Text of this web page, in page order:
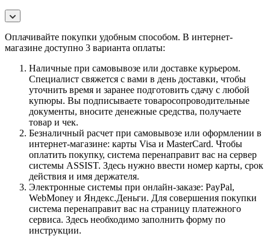
Оплачивайте покупки удобным способом. В интернет-
магазине доступно 3 варианта оплаты:
Наличные при самовывозе или доставке курьером.
Специалист свяжется с вами в день доставки, чтобы
уточнить время и заранее подготовить сдачу с любой
купюры. Вы подписываете товаросопроводительные
документы, вносите денежные средства, получаете
товар и чек.
Безналичный расчет при самовывозе или оформлении в
интернет-магазине: карты Visa и MasterCard. Чтобы
оплатить покупку, система перенаправит вас на сервер
системы ASSIST. Здесь нужно ввести номер карты, срок
действия и имя держателя.
Электронные системы при онлайн-заказе: PayPal,
WebMoney и Яндекс.Деньги. Для совершения покупки
система перенаправит вас на страницу платежного
сервиса. Здесь необходимо заполнить форму по
инструкции.